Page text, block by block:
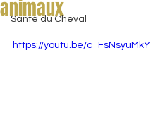
Santé du Cheval
animaux
https://youtu.be/c_FsNsyuMkY